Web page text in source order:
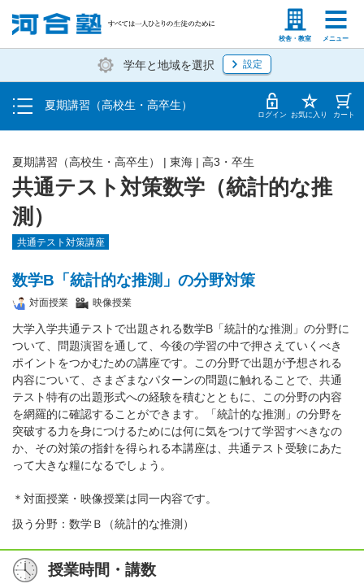
校舎・教室 メニュー
塾生の方 高等学校の先生
学年と地域を選択 設定
夏期講習（高校生・高卒生）
受講料・お申し込み方法
受講開始までの流れ
校舎・教室一覧 ログイン お気に入り カート
共通テスト対策数学（統計的な推
測）
夏期講習（高校生・高卒生） | 東海 | 高3・卒生
共通テスト対策講座
数学B「統計的な推測」の分野対策
対面授業 映像授業
大学入学共通テストで出題される数学B「統計的な推測」の分野に
ついて、問題演習を通して、今後の学習の中で押さえていくべき
ポイントをつかむための講座です。この分野で出題が予想される
内容について、さまざまなパターンの問題に触れることで、共通
テスト特有の出題形式への経験を積むとともに、この分野の内容
を網羅的に確認することができます。「統計的な推測」の分野を
突破する力を身につけるためには何に気をつけて学習すべきなの
か、その対策の指針を得られる本講座は、共通テスト受験にあた
って大きな糧になるでしょう。
＊対面授業・映像授業は同一内容です。
扱う分野：数学Ｂ（統計的な推測）
授業時間・講数